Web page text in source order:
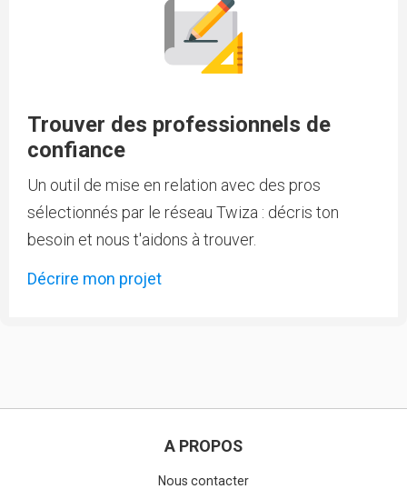
Trouver des professionnels de
confiance
Un outil de mise en relation avec des pros
sélectionnés par le réseau Twiza : décris ton
besoin et nous t'aidons à trouver.
Décrire mon projet
A PROPOS
Nous contacter